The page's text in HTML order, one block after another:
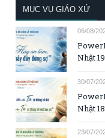
MỤC VỤ GIÁO XỨ
06/08/
Nhật
30/07/
Nhật
23/07/